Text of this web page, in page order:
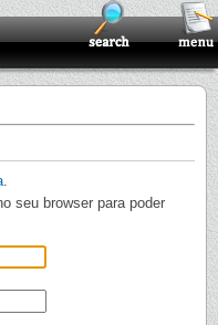
seu browser para poder